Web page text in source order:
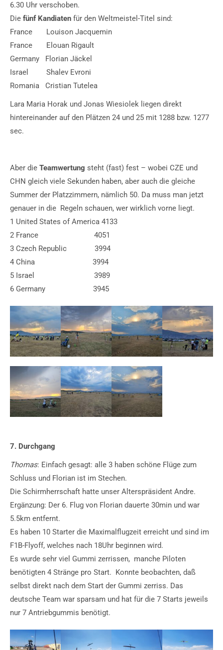
6.30 Uhr verschoben.
Die fünf Kandiaten für den Weltmeistel-Titel sind:
France Louison Jacquemin
France Elouan Rigault
Germany Florian Jäckel
Israel Shalev Evroni
Romania Cristian Tutelea
Lara Maria Horak und Jonas Wiesiolek liegen direkt
hintereinander auf den Plätzen 24 und 25 mit 1288 bzw. 1277
sec.
Aber die Teamwertung steht (fast) fest – wobei CZE und
CHN gleich viele Sekunden haben, aber auch die gleiche
Summer der Platzzimmern, nämlich 50. Da muss man jetzt
genauer in die Regeln schauen, wer wirklich vorne liegt.
1 United States of America 4133
2 France 4051
3 Czech Republic 3994
4 China 3994
5 Israel 3989
6 Germany 3945
7. Durchgang
Thomas: Einfach gesagt: alle 3 haben schöne Flüge zum
Schluss und Florian ist im Stechen.
Die Schirmherrschaft hatte unser Alterspräsident Andre.
Ergänzung: Der 6. Flug von Florian dauerte 30min und war
5.5km entfernt.
Es haben 10 Starter die Maximalflugzeit erreicht und sind im
F1B-Flyoff, welches nach 18Uhr beginnen wird.
Es wurde sehr viel Gummi zerrissen, manche Piloten
benötigten 4 Stränge pro Start. Konnte beobachten, daß
selbst direkt nach dem Start der Gummi zerriss. Das
deutsche Team war sparsam und hat für die 7 Starts jeweils
nur 7 Antriebgummis benötigt.